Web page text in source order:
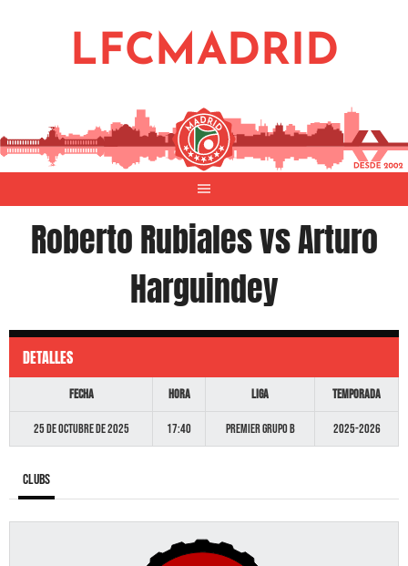
LFCMADRID
Roberto Rubiales vs Arturo
Harguindey
DETALLES
Fecha Hora Liga Temporada
25 de octubre de 2025 17:40 Premier GRUPO B 2025-2026
Clubs